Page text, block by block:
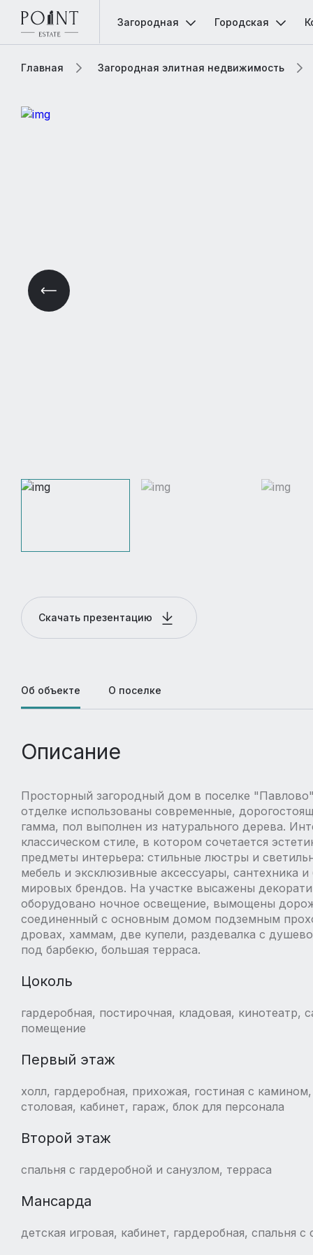
Загородная Городская
Главная Загородная элитная недвижимость
Скачать презентацию
Об объекте О поселке
Описание
Просторный загородный дом в поселке
отделке использованы современные,
гамма, пол выполнен из натурального дерева.
классическом стиле, в котором сочетается
предметы интерьера: стильные люстры и
мебель и эксклюзивные аксессуары, сантехника
мировых брендов. На участке высажены
оборудовано ночное освещение, вымощены
соединенный с основным домом подземным
дровах, хаммам, две купели, раздевалка с
под барбекю, большая терраса.
Цоколь
гардеробная, постирочная, кладовая, кинотеатр,
помещение
Первый этаж
холл, гардеробная, прихожая, гостиная с
столовая, кабинет, гараж, блок для персонала
Второй этаж
спальня с гардеробной и санузлом, терраса
Мансарда
детская игровая, кабинет, гардеробная, спальня